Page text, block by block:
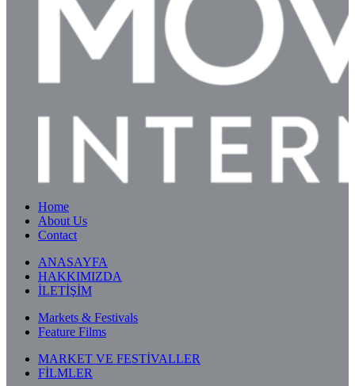
Home
About Us
Contact
ANASAYFA
HAKKIMIZDA
İLETİŞİM
Markets & Festivals
Feature Films
MARKET VE FESTİVALLER
FİLMLER